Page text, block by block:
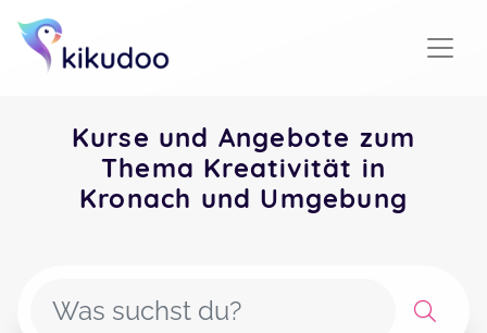
Kurse und Angebote zum
Thema Kreativität in
Kronach und Umgebung